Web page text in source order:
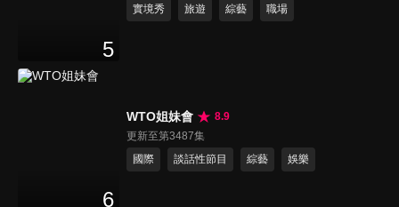
5
實境秀
旅遊 綜藝 職場
6
WTO姐妹會
8.9
更新至第3487集
國際
談話性節目 綜藝 娛樂